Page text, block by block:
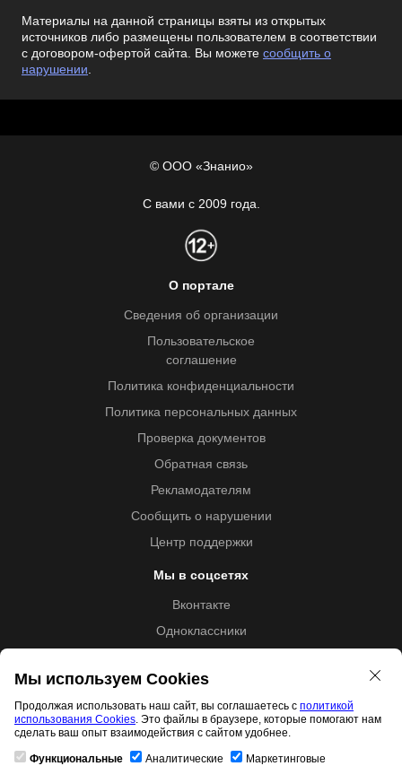
Материалы на данной страницы взяты из открытых
источников либо размещены пользователем в соответствии
с договором-офертой сайта. Вы можете сообщить о
нарушении.
© ООО «Знанио»
С вами с 2009 года.
О портале
Сведения об организации
Пользовательское
соглашение
Политика конфиденциальности
Политика персональных данных
Проверка документов
Обратная связь
Рекламодателям
Сообщить о нарушении
Центр поддержки
Мы в соцсетях
Вконтакте
Одноклассники
Образовательная лицензия №5257 от 09.09.2020 (Л035-
01253-67/00192487)
Мы используем Cookies
Продолжая использовать наш сайт, вы соглашаетесь с политикой
использования Cookies. Это файлы в браузере, которые помогают нам
сделать ваш опыт взаимодействия с сайтом удобнее.
Функциональные Аналитические Маркетинговые